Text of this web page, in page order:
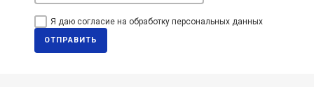
Я даю согласие на обработку персональных данных
ОТПРАВИТЬ